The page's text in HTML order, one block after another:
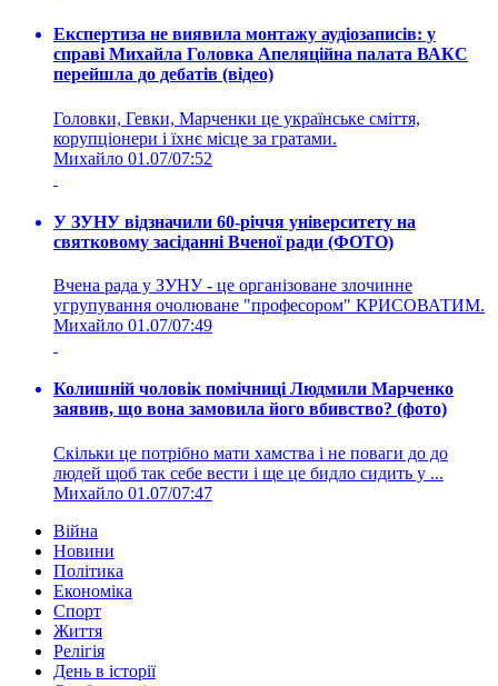
Експертиза не виявила монтажу аудіозаписів: у
справі Михайла Головка Апеляційна палата ВАКС
перейшла до дебатів (відео)
Головки, Гевки, Марченки це українське сміття,
корупціонери і їхнє місце за гратами.
Михайло 01.07/07:52
У ЗУНУ відзначили 60-річчя університету на
святковому засіданні Вченої ради (ФОТО)
Вчена рада у ЗУНУ - це організоване злочинне
угрупування очолюване "професором" КРИСОВАТИМ.
Михайло 01.07/07:49
Колишній чоловік помічниці Людмили Марченко
заявив, що вона замовила його вбивство? (фото)
Скільки це потрібно мати хамства і не поваги до до
людей щоб так себе вести і ще це бидло сидить у ...
Михайло 01.07/07:47
Війна
Новини
Політика
Економіка
Спорт
Життя
Релігія
День в історії